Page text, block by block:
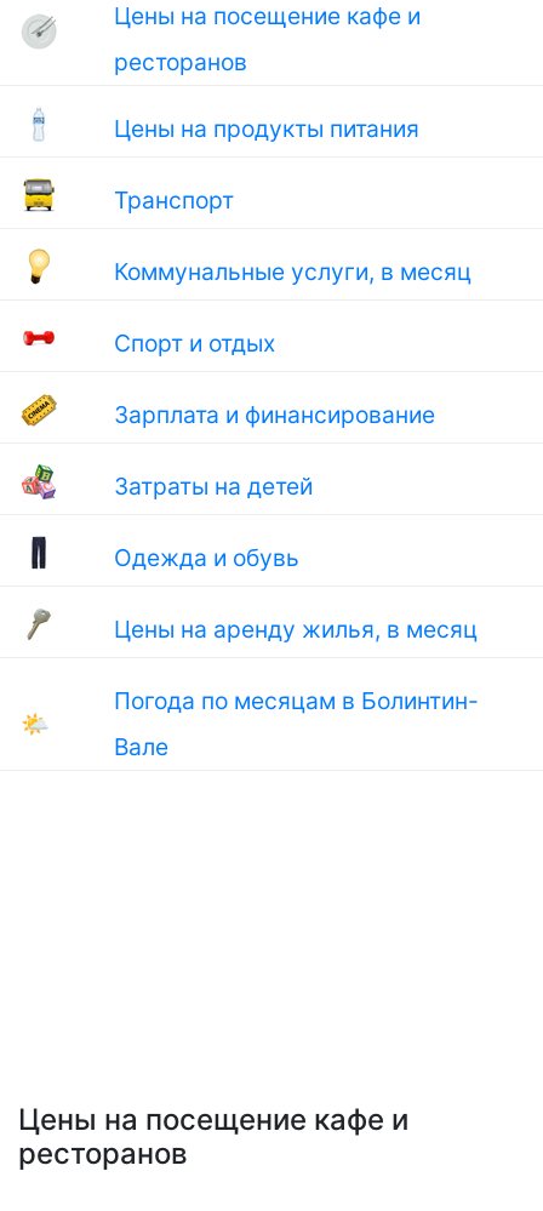
Цены на посещение кафе и
ресторанов
Цены на продукты питания
Транспорт
Коммунальные услуги, в месяц
Спорт и отдых
Зарплата и финансирование
Затраты на детей
Одежда и обувь
Цены на аренду жилья, в месяц
🌤
Погода по месяцам в Болинтин-
Вале
Цены на посещение кафе и
ресторанов